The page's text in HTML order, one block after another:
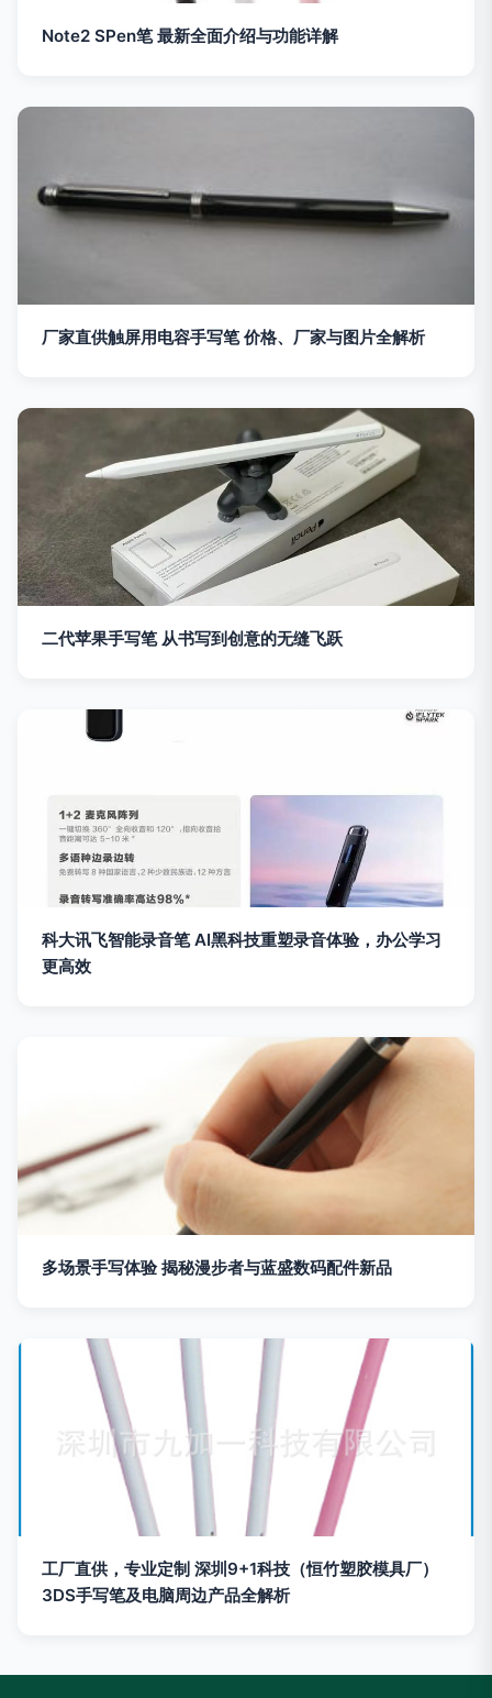
Note2 SPen笔 最新全面介绍与功能详解
厂家直供触屏用电容手写笔 价格、厂家与图片全解析
二代苹果手写笔 从书写到创意的无缝飞跃
科大讯飞智能录音笔 AI黑科技重塑录音体验，办公学习
更高效
多场景手写体验 揭秘漫步者与蓝盛数码配件新品
工厂直供，专业定制 深圳9+1科技（恒竹塑胶模具厂）
3DS手写笔及电脑周边产品全解析